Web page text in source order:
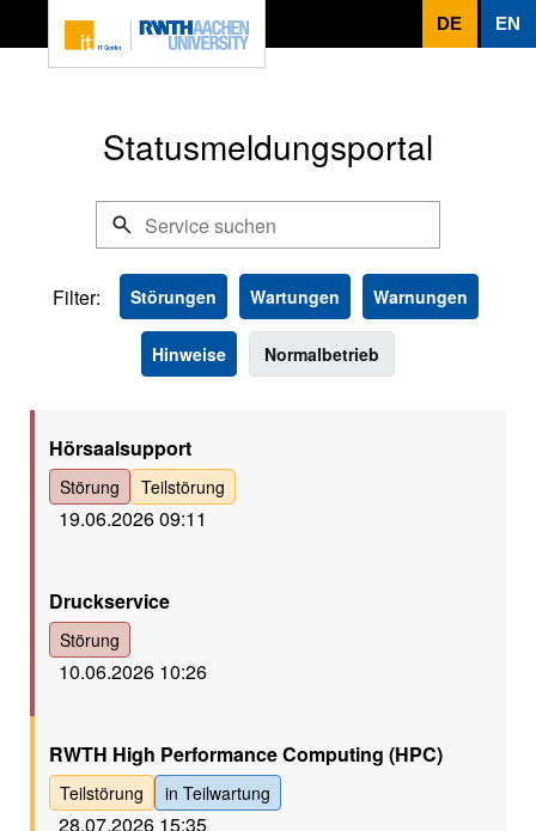
DE EN
Statusmeldungsportal
Filter: Störungen Wartungen Warnungen
Hinweise Normalbetrieb
Hörsaalsupport
Störung Teilstörung
19.06.2026 09:11
Druckservice
Störung
10.06.2026 10:26
RWTH High Performance Computing (HPC)
Teilstörung in Teilwartung
28.07.2026 15:35